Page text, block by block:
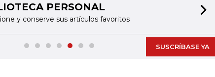
PERSONAL
y conserve sus artículos favoritos
SUSCRÍBASE YA